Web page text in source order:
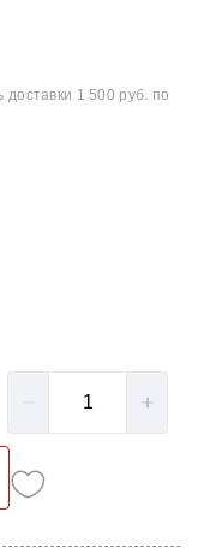
1 500 руб. по